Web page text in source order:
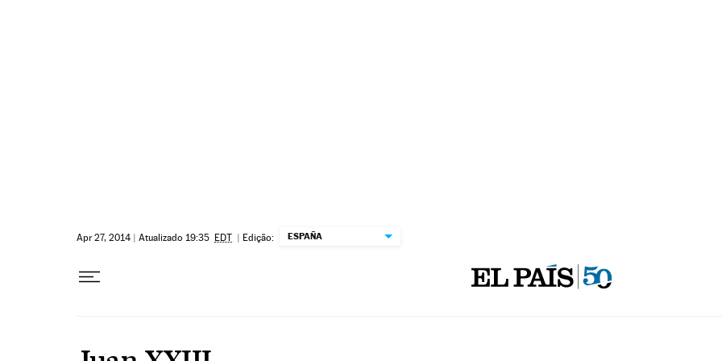
Apr 27, 2014 | Atualizado 19:35 EDT | Edição: ESPAÑA